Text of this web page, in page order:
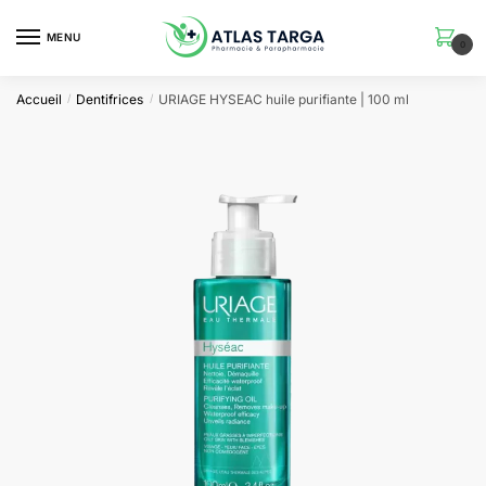
MENU
0
Accueil / Dentifrices / URIAGE HYSEAC huile purifiante | 100 ml